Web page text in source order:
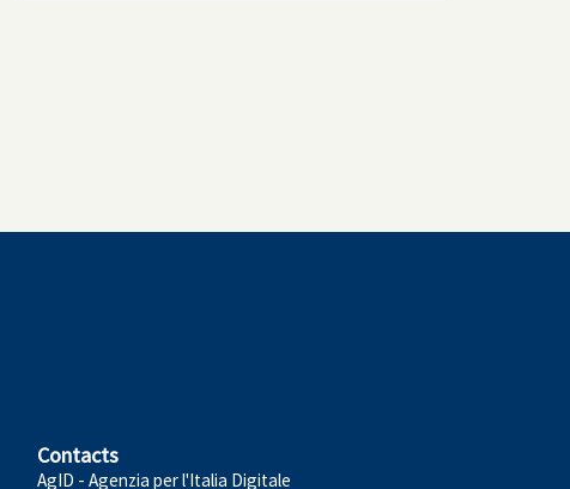
Contacts
AgID - Agenzia per l'Italia Digitale